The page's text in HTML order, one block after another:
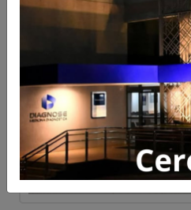
Publicado em 06/08/2026 às 17:41